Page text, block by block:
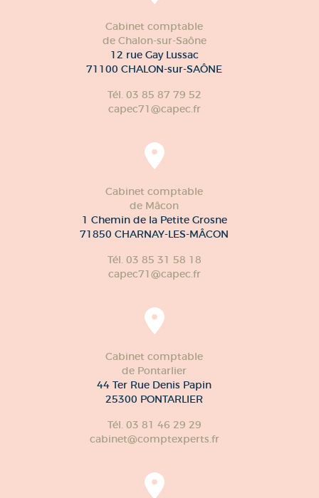
Cabinet comptable
de Chalon-sur-Saône
12 rue Gay Lussac
71100 CHALON-sur-SAÔNE
Tél. 03 85 87 79 52
capec71@capec.fr
Cabinet comptable
de Mâcon
1 Chemin de la Petite Grosne
71850 CHARNAY-LES-MÂCON
Tél. 03 85 31 58 18
capec71@capec.fr
Cabinet comptable
de Pontarlier
44 Ter Rue Denis Papin
25300 PONTARLIER
Tél. 03 81 46 29 29
cabinet@comptexperts.fr